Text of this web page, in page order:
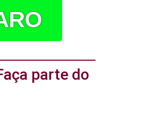
parte do